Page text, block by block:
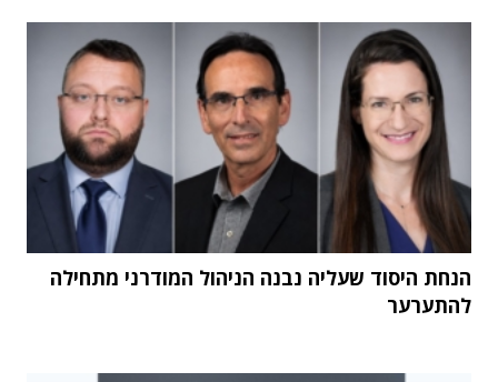
הנחת היסוד שעליה נבנה הניהול המודרני מתחילה
להתערער